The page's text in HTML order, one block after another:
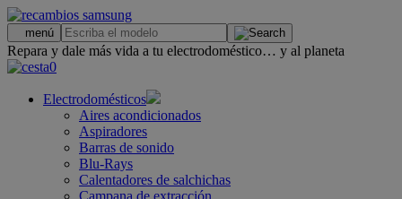
menú
Repara y dale más vida a tu electrodoméstico… y al planeta
0
Electrodomésticos
Aires acondicionados
Aspiradores
Barras de sonido
Blu-Rays
Calentadores de salchichas
Campana de extracción